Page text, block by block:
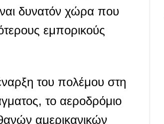
δυνατόν χώρα που
εμπορικούς
του πολέμου στη
το αεροδρόμιο
αμερικανικών